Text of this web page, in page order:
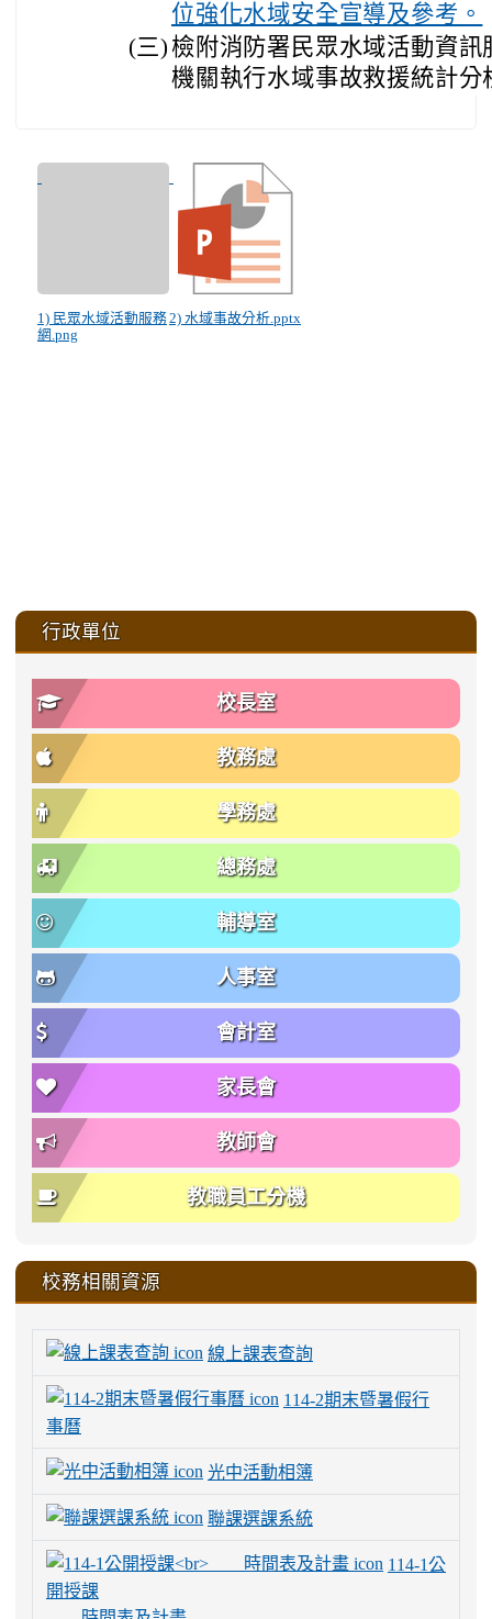
位強化水域安全宣導及參考。
(三) 檢附消防署民眾水域活動資
機關執行水域事故救援統計分
1) 民眾水域活動服務
網.png
2) 水域事故分析.pptx
::: 行政單位
校長室
教務處
學務處
總務處
輔導室
人事室
會計室
家長會
教師會
教職員工分機
校務相關資源
線上課表查詢
114-2期末暨暑假行
事曆
光中活動相簿
聯課選課系統
114-1公
開授課